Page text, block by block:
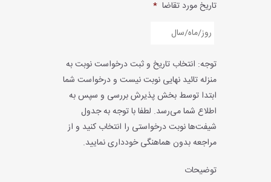
تاریخ مورد تقاضا *
slash
MM
slash
DD
توجه: انتخاب تاریخ و ثبت درخواست نوبت به
منزله تائید نهایی نوبت نیست و درخواست شما
ابتدا توسط بخش پذیرش بررسی و سپس به
اطلاع شما می‌رسد. لطفا با توجه به جدول
شیفت‌ها نوبت درخواستی را انتخاب کنید و از
مراجعه بدون هماهنگی خودداری نمایید.
توضیحات